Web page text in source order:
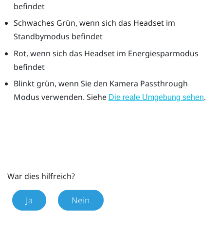
befindet
Schwaches Grün, wenn sich das Headset im
Standbymodus befindet
Rot, wenn sich das Headset im Energiesparmodus
befindet
Blinkt grün, wenn Sie den Kamera Passthrough
Modus verwenden. Siehe Die reale Umgebung sehen.
War dies hilfreich?
Ja Nein